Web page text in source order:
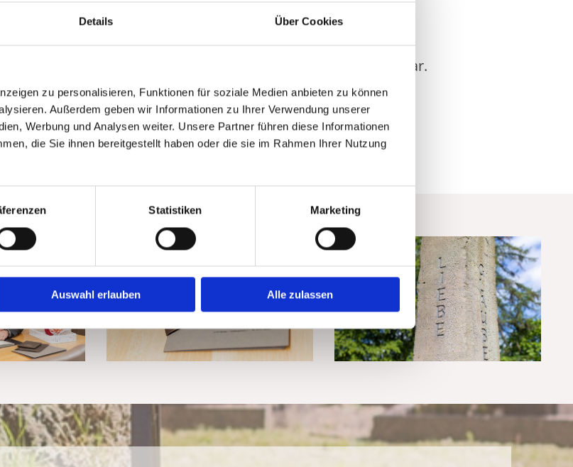
Details Über Cookies
zu personalisieren, Funktionen für soziale Medien anbieten zu können
Außerdem geben wir Informationen zu Ihrer Verwendung unserer
Werbung und Analysen weiter. Unsere Partner führen diese Informationen
die Sie ihnen bereitgestellt haben oder die sie im Rahmen Ihrer Nutzung
Statistiken Marketing
Auswahl erlauben Alle zulassen
Generation
Wir sind im Trauerfall jederzeit für Sie erreichbar.
Kontakt